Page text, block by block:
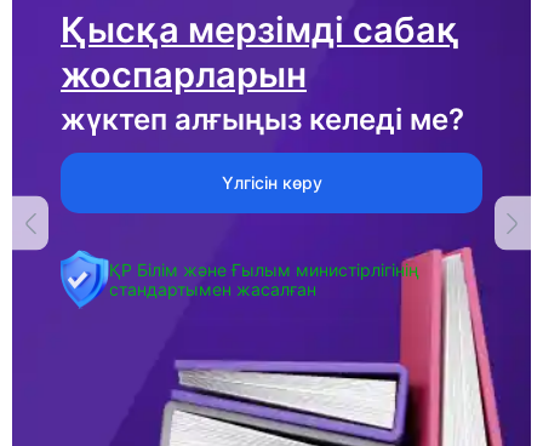
Қысқа мерзімді сабақ
жоспарларын
жүктеп алғыңыз келеді ме?
Үлгісін көру
ҚР Білім және Ғылым министірлігінің
стандартымен жасалған